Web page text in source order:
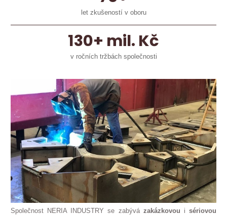
let zkušeností v oboru
130+ mil. Kč
v ročních tržbách společnosti
Společnost NERIA INDUSTRY se zabývá zakázkovou isériovou